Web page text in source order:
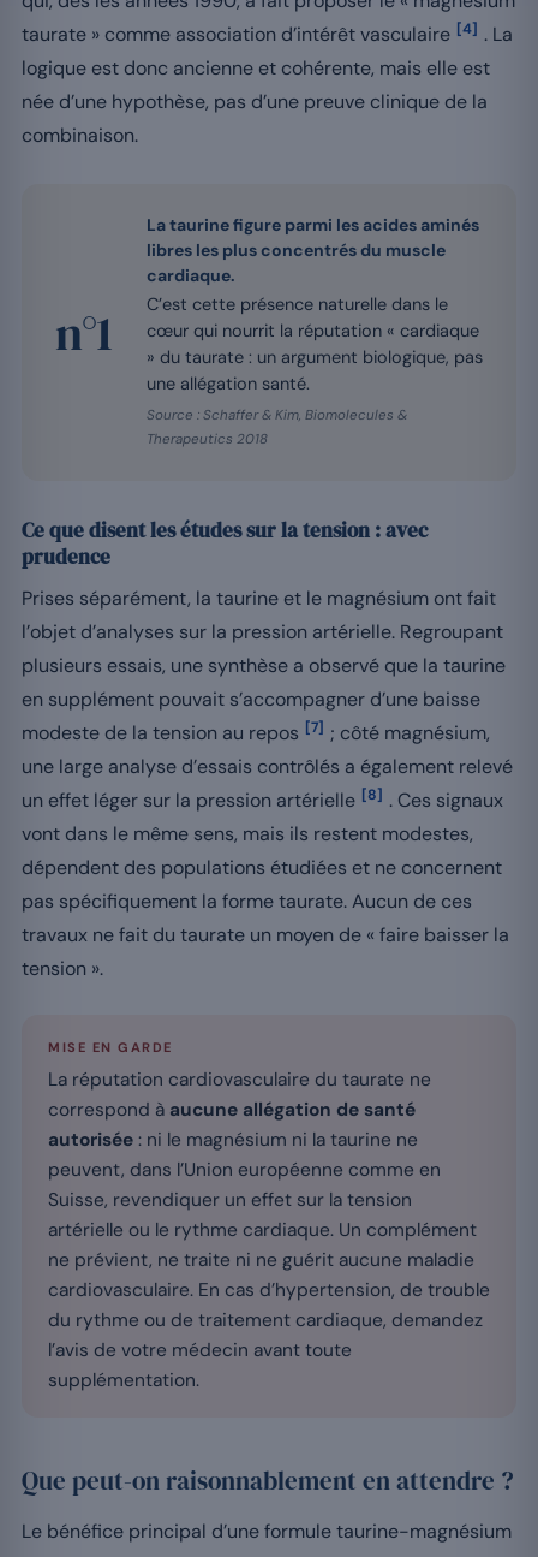
taurate » comme association d’intérêt vasculaire [4] . La
logique est donc ancienne et cohérente, mais elle est
née d’une hypothèse, pas d’une preuve clinique de la
combinaison.
n°1
La taurine figure parmi les acides aminés
libres les plus concentrés du muscle
cardiaque.
C’est cette présence naturelle dans le
cœur qui nourrit la réputation « cardiaque
» du taurate : un argument biologique, pas
une allégation santé.
Source : Schaffer & Kim, Biomolecules &
Therapeutics 2018
Ce que disent les études sur la tension : avec
prudence
Prises séparément, la taurine et le magnésium ont fait
l’objet d’analyses sur la pression artérielle. Regroupant
plusieurs essais, une synthèse a observé que la taurine
en supplément pouvait s’accompagner d’une baisse
modeste de la tension au repos [7] ; côté magnésium,
une large analyse d’essais contrôlés a également relevé
un effet léger sur la pression artérielle [8] . Ces signaux
vont dans le même sens, mais ils restent modestes,
dépendent des populations étudiées et ne concernent
pas spécifiquement la forme taurate. Aucun de ces
travaux ne fait du taurate un moyen de « faire baisser la
tension ».
MISE EN GARDE
La réputation cardiovasculaire du taurate ne
correspond à aucune allégation de santé
autorisée : ni le magnésium ni la taurine ne
peuvent, dans l’Union européenne comme en
Suisse, revendiquer un effet sur la tension
artérielle ou le rythme cardiaque. Un complément
ne prévient, ne traite ni ne guérit aucune maladie
cardiovasculaire. En cas d’hypertension, de trouble
du rythme ou de traitement cardiaque, demandez
l’avis de votre médecin avant toute
supplémentation.
Que peut-on raisonnablement en attendre ?
Le bénéfice principal d’une formule taurine-magnésium